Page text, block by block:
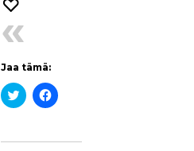
Jaa tämä:
Jaa
Twitterissä(Avautuu
Jaa
Facebookissa(Avautuu